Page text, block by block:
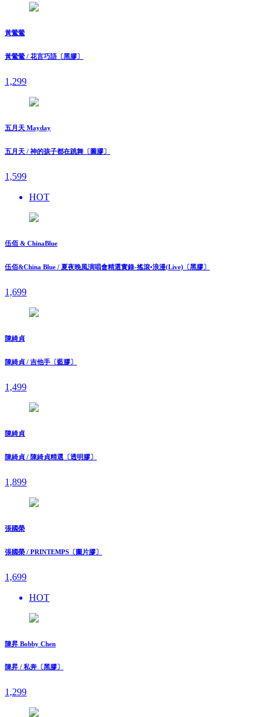
黃鶯鶯
黃鶯鶯 / 花言巧語〔黑膠〕
1,299
五月天 Mayday
五月天 / 神的孩子都在跳舞〔圖膠〕
1,599
HOT
伍佰 & ChinaBlue
伍佰&China Blue / 夏夜晚風演唱會精選實錄-搖滾•浪漫(Live)〔黑膠〕
1,699
陳綺貞
陳綺貞 / 吉他手〔藍膠〕
1,499
陳綺貞
陳綺貞 / 陳綺貞精選〔透明膠〕
1,899
張國榮
張國榮 / PRINTEMPS〔圖片膠〕
1,699
HOT
陳昇 Bobby Chen
陳昇 / 私奔〔黑膠〕
1,299